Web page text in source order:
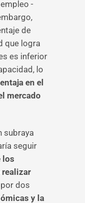
-
de
que logra
es inferior
lo
en el
mercado
subraya
seguir
los
realizar
dos
y la